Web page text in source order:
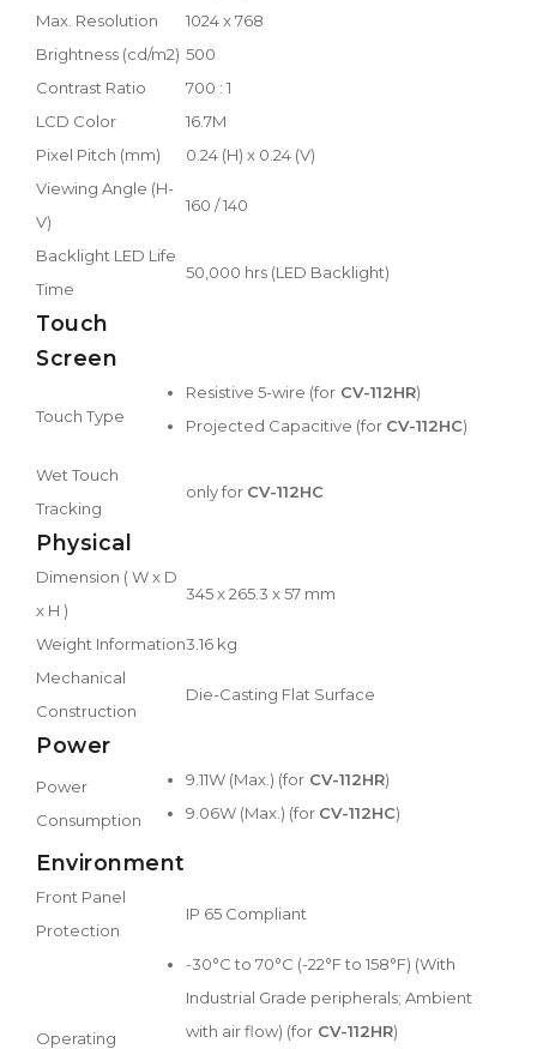
Max. Resolution
1024 x 768
Brightness (cd/m2) 500
Contrast Ratio
700 : 1
LCD Color
16.7M
Pixel Pitch (mm)
0.24 (H) x 0.24 (V)
Viewing Angle (H-
V)
160 / 140
Backlight LED Life
Time
50,000 hrs (LED Backlight)
Touch
Screen
Touch Type
Resistive 5-wire (for CV-112HR)
Projected Capacitive (for CV-112HC)
Wet Touch
Tracking
only for CV-112HC
Physical
Dimension ( W x D
x H )
345 x 265.3 x 57 mm
Weight Information3.16 kg
Mechanical
Construction
Die-Casting Flat Surface
Power
Power
Consumption
9.11W (Max.) (for CV-112HR)
9.06W (Max.) (for CV-112HC)
Environment
Front Panel
Protection
IP 65 Compliant
Operating
-30°C to 70°C (-22°F to 158°F) (With
Industrial Grade peripherals; Ambient
with air flow) (for CV-112HR)